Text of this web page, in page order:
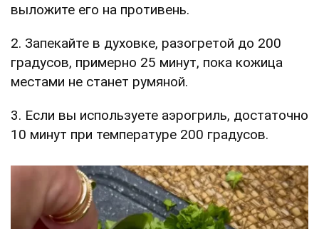
выложите его на противень.
2. Запекайте в духовке, разогретой до 200
градусов, примерно 25 минут, пока кожица
местами не станет румяной.
3. Если вы используете аэрогриль, достаточно
10 минут при температуре 200 градусов.